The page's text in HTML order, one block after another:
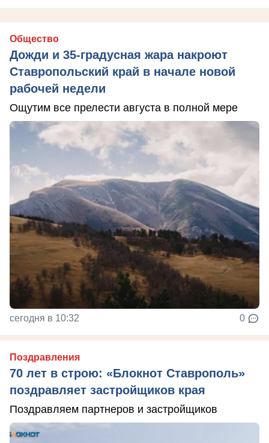
Общество
Дожди и 35-градусная жара накроют
Ставропольский край в начале новой
рабочей недели
Ощутим все прелести августа в полной мере
сегодня в 10:32 0
Поздравления
70 лет в строю: «Блокнот Ставрополь»
поздравляет застройщиков края
Поздравляем партнеров и застройщиков